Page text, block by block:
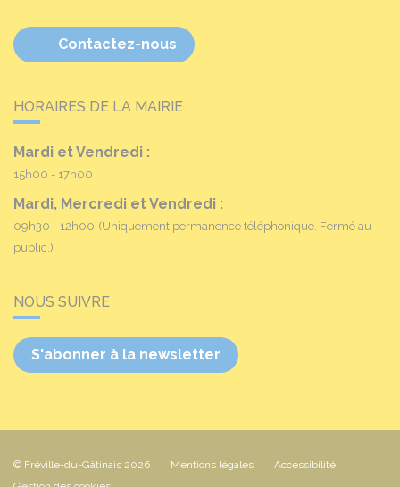
Contactez-nous
HORAIRES DE LA MAIRIE
Mardi et Vendredi :
15h00 - 17h00
Mardi, Mercredi et Vendredi :
09h30 - 12h00 (Uniquement permanence téléphonique. Fermé au
public.)
NOUS SUIVRE
S'abonner à la newsletter
© Fréville-du-Gâtinais 2026 Mentions légales
Accessibilité